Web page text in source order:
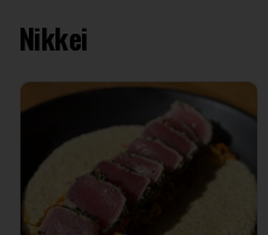
Nikkei